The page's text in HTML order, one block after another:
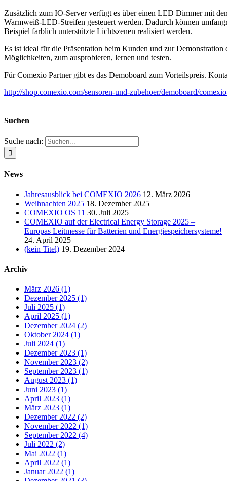
Zusätzlich zum IO-Server verfügt es über einen LED Dimmer mit
Warmweiß-LED-Streifen gesteuert werden. Dadurch können
Beispiel farblich unterstützte Lichtszenen realisiert werden.
Es ist ideal für die Präsentation beim Kunden und zur Demonstration
Möglichkeiten, zum ausprobieren, lernen und testen.
Für Comexio Partner gibt es das Demoboard zum Vorteilspreis.
http://shop.comexio.com/sensoren-und-zubehoer/demoboard/
Suchen
Suche nach:
News
Jahresausblick bei COMEXIO 2026 12. März 2026
Weihnachten 2025 18. Dezember 2025
COMEXIO OS 11 30. Juli 2025
COMEXIO auf der Electrical Energy Storage 2025 –
Europas Leitmesse für Batterien und Energiespeichersysteme!
24. April 2025
(kein Titel) 19. Dezember 2024
Archiv
März 2026 (1)
Dezember 2025 (1)
Juli 2025 (1)
April 2025 (1)
Dezember 2024 (2)
Oktober 2024 (1)
Juli 2024 (1)
Dezember 2023 (1)
November 2023 (2)
September 2023 (1)
August 2023 (1)
Juni 2023 (1)
April 2023 (1)
März 2023 (1)
Dezember 2022 (2)
November 2022 (1)
September 2022 (4)
Juli 2022 (2)
Mai 2022 (1)
April 2022 (1)
Januar 2022 (1)